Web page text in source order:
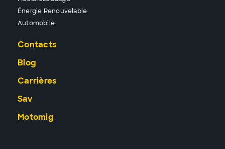
Énergie Renouvelable
Automobile
Contacts
Blog
Carrières
Sav
Motomig